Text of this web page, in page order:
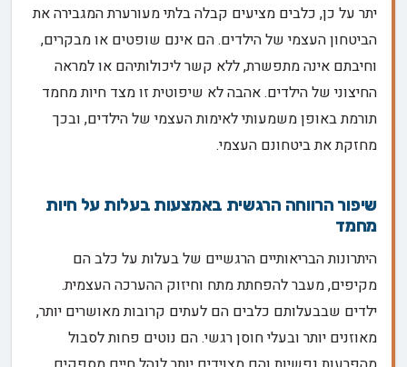
יתר על כן, כלבים מציעים קבלה בלתי מעורערת המגבירה את
הביטחון העצמי של הילדים. הם אינם שופטים או מבקרים,
וחיבתם אינה מתפשרת, ללא קשר ליכולותיהם או למראה
החיצוני של הילדים. אהבה לא שיפוטית זו מצד חיות מחמד
תורמת באופן משמעותי לאימות העצמי של הילדים, ובכך
מחזקת את ביטחונם העצמי.
שיפור הרווחה הרגשית באמצעות בעלות על חיות
מחמד
היתרונות הבריאותיים הרגשיים של בעלות על כלב הם
מקיפים, מעבר להפחתת מתח וחיזוק ההערכה העצמית.
ילדים שבבעלותם כלבים הם לעתים קרובות מאושרים יותר,
מאוזנים יותר ובעלי חוסן רגשי. הם נוטים פחות לסבול